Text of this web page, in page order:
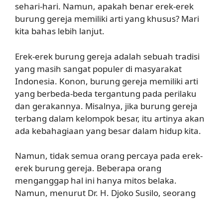
sehari-hari. Namun, apakah benar erek-erek
burung gereja memiliki arti yang khusus? Mari
kita bahas lebih lanjut.
Erek-erek burung gereja adalah sebuah tradisi
yang masih sangat populer di masyarakat
Indonesia. Konon, burung gereja memiliki arti
yang berbeda-beda tergantung pada perilaku
dan gerakannya. Misalnya, jika burung gereja
terbang dalam kelompok besar, itu artinya akan
ada kebahagiaan yang besar dalam hidup kita.
Namun, tidak semua orang percaya pada erek-
erek burung gereja. Beberapa orang
menganggap hal ini hanya mitos belaka.
Namun, menurut Dr. H. Djoko Susilo, seorang